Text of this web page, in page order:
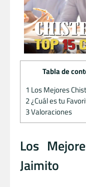
Tabla de
1 Los Mejores
2¿Cuál es tu
3Valoraciones
Los
Jaimito